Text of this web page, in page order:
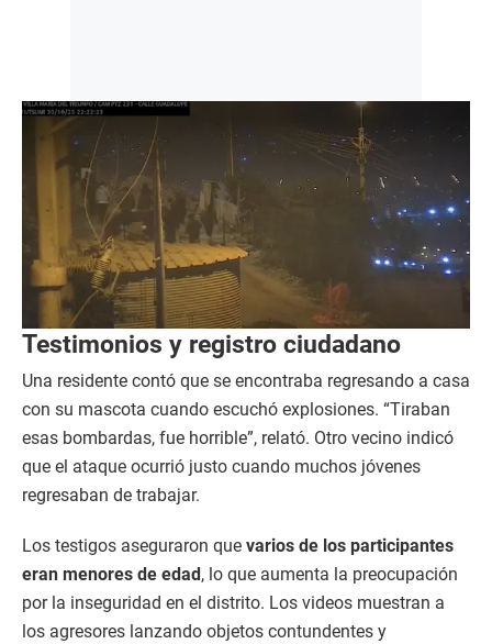
Testimonios y registro ciudadano
Una residente contó que se encontraba regresando a casa
con su mascota cuando escuchó explosiones. “Tiraban
esas bombardas, fue horrible”, relató. Otro vecino indicó
que el ataque ocurrió justo cuando muchos jóvenes
regresaban de trabajar.
Los testigos aseguraron que varios de los participantes
eran menores de edad , lo que aumenta la preocupación
por la inseguridad en el distrito. Los videos muestran a
los agresores lanzando objetos contundentes y